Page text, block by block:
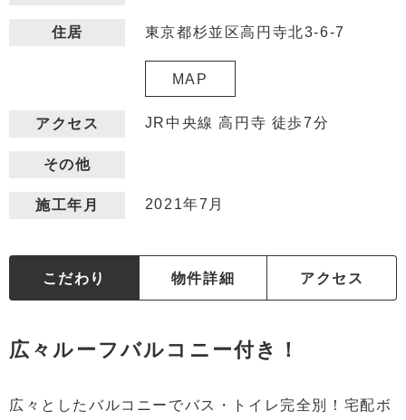
住居 東京都杉並区高円寺北3-6-7
MAP
アクセス JR中央線 高円寺 徒歩7分
その他
施工年月 2021年7月
こだわり 物件詳細 アクセス
広々ルーフバルコニー付き！
広々としたバルコニーでバス・トイレ完全別！宅配ボ